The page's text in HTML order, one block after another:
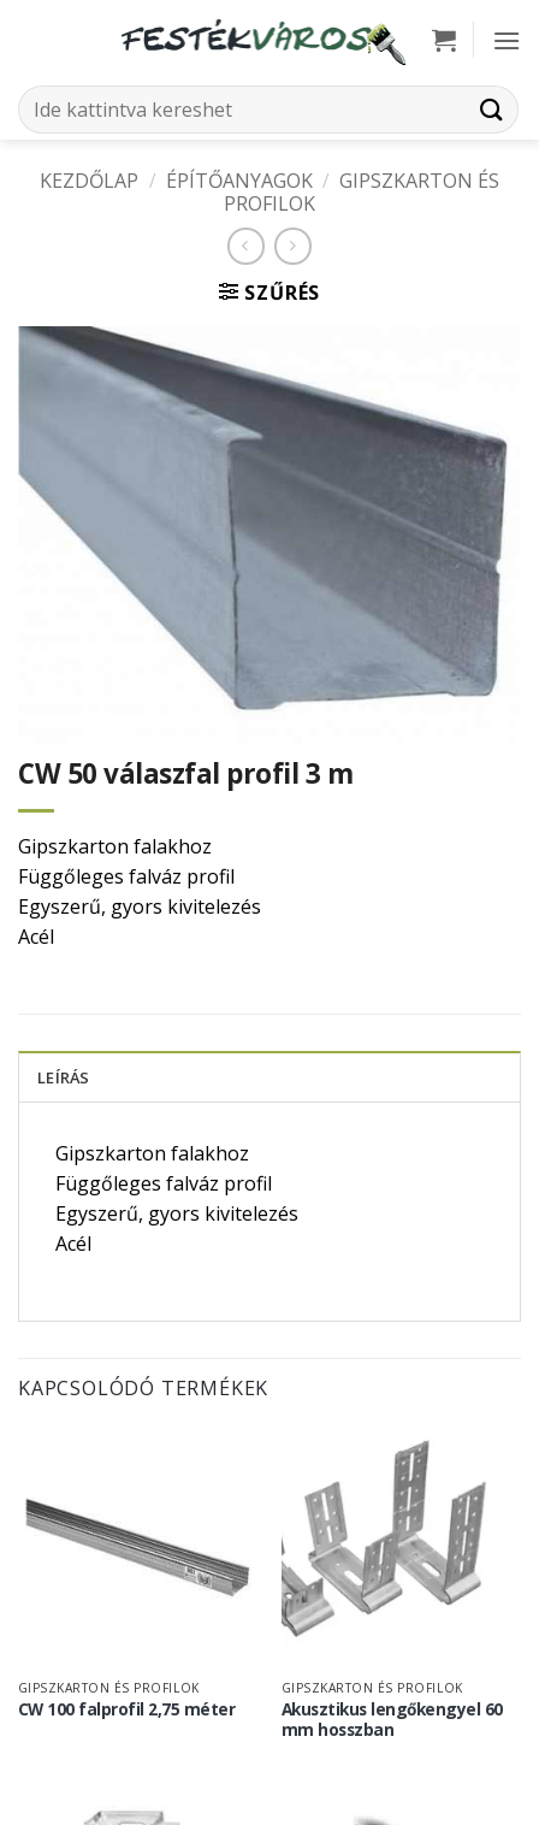
Keresés
a
KEZDŐLAP / ÉPÍTŐANYAGOK / GIPSZKARTON ÉS
PROFILOK
SZŰRÉS
CW 50 válaszfal profil 3 m
Gipszkarton falakhoz
Függőleges falváz profil
Egyszerű, gyors kivitelezés
Acél
LEÍRÁS
Gipszkarton falakhoz
Függőleges falváz profil
Egyszerű, gyors kivitelezés
Acél
KAPCSOLÓDÓ TERMÉKEK
GIPSZKARTON ÉS PROFILOK
CW 100 falprofil 2,75 méter
GIPSZKARTON ÉS PROFILOK
Akusztikus lengőkengyel 60
mm hosszban